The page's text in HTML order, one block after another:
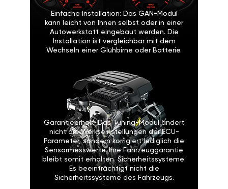
Einfache Installation: Das GAN-Modul
kann leicht von Ihnen selbst oder in einer
Autowerkstatt eingebaut werden. Die
Installation ist vergleichbar mit dem
Wechseln einer Glühbirne oder Batterie.
Garantieerhalt: Das Tuning-Modul ändert
nicht die Werkseinstellungen der ECU-
Parameter, sondern korrigiert lediglich die
Sensormesswerte. Ihre Fahrzeuggarantie
bleibt somit erhalten. Sicherheitssysteme:
Es beeinträchtigt nicht die
Sicherheitssysteme des Fahrzeugs.